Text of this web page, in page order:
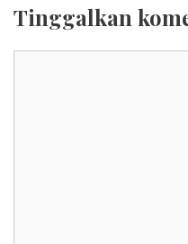
Tinggalkan